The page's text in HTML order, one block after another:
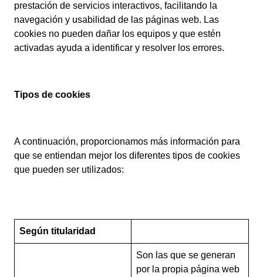
prestación de servicios interactivos, facilitando la
navegación y usabilidad de las páginas web. Las
cookies no pueden dañar los equipos y que estén
activadas ayuda a identificar y resolver los errores.
Tipos de cookies
A continuación, proporcionamos más información para
que se entiendan mejor los diferentes tipos de cookies
que pueden ser utilizados:
Según titularidad
Son las que se generan
por la propia página web